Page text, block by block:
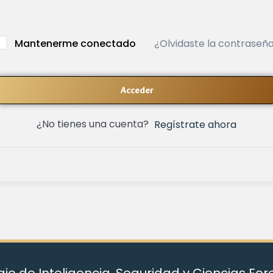
Mantenerme conectado ¿Olvidaste la
Acceder
¿No tienes una cuenta? Regístrate ahora